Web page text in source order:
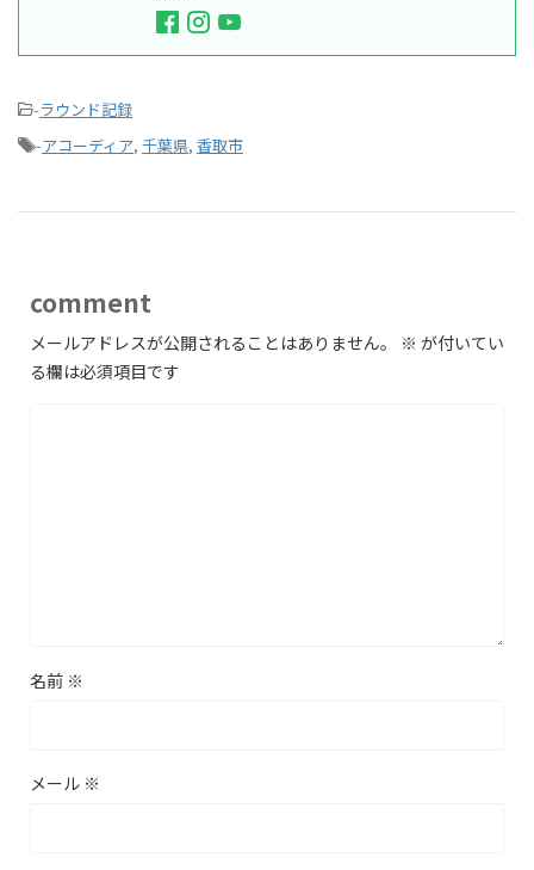
-ラウンド記録
-アコーディア, 千葉県, 香取市
comment
メールアドレスが公開されることはありません。 ※ が付いてい
る欄は必須項目です
名前 ※
メール ※